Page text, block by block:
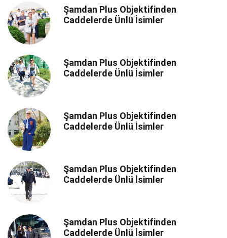
Şamdan Plus Objektifinden
Caddelerde Ünlü İsimler
Şamdan Plus Objektifinden
Caddelerde Ünlü İsimler
Şamdan Plus Objektifinden
Caddelerde Ünlü İsimler
Şamdan Plus Objektifinden
Caddelerde Ünlü İsimler
Şamdan Plus Objektifinden
Caddelerde Ünlü İsimler